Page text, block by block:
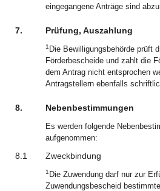
eingegangene Anträge sind
7. Prüfung, Auszahlung
1 Die Bewilligungsbehörde prüft
Förderbescheide und zahlt die
dem Antrag nicht entsprochen
Antragstellern ebenfalls
8. Nebenbestimmungen
Es werden folgende
aufgenommen:
8.1 Zweckbindung
1 Die Zuwendung darf nur zur
Zuwendungsbescheid